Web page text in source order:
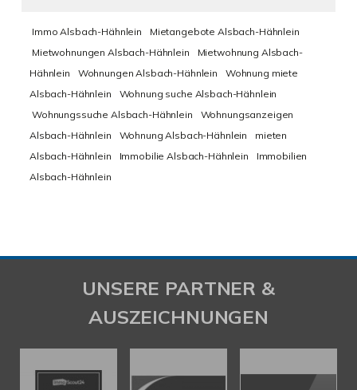
Immo Alsbach-Hähnlein
Mietangebote Alsbach-Hähnlein
Mietwohnungen Alsbach-Hähnlein
Mietwohnung Alsbach-
Hähnlein
Wohnungen Alsbach-Hähnlein
Wohnung miete
Alsbach-Hähnlein
Wohnung suche Alsbach-Hähnlein
Wohnungssuche Alsbach-Hähnlein
Wohnungsanzeigen
Alsbach-Hähnlein
Wohnung Alsbach-Hähnlein
mieten
Alsbach-Hähnlein
Immobilie Alsbach-Hähnlein
Immobilien
Alsbach-Hähnlein
UNSERE PARTNER &
AUSZEICHNUNGEN